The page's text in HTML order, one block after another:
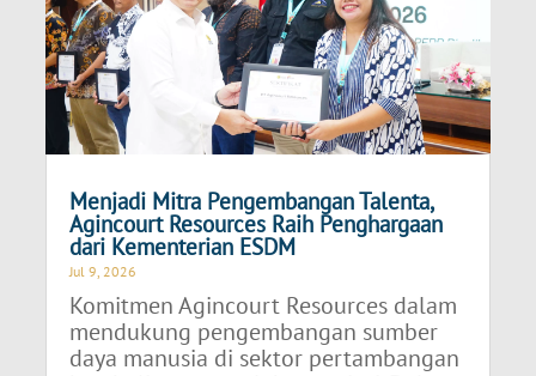
Menjadi Mitra Pengembangan Talenta,
Agincourt Resources Raih Penghargaan
dari Kementerian ESDM
Jul 9, 2026
Komitmen Agincourt Resources dalam
mendukung pengembangan sumber
daya manusia di sektor pertambangan